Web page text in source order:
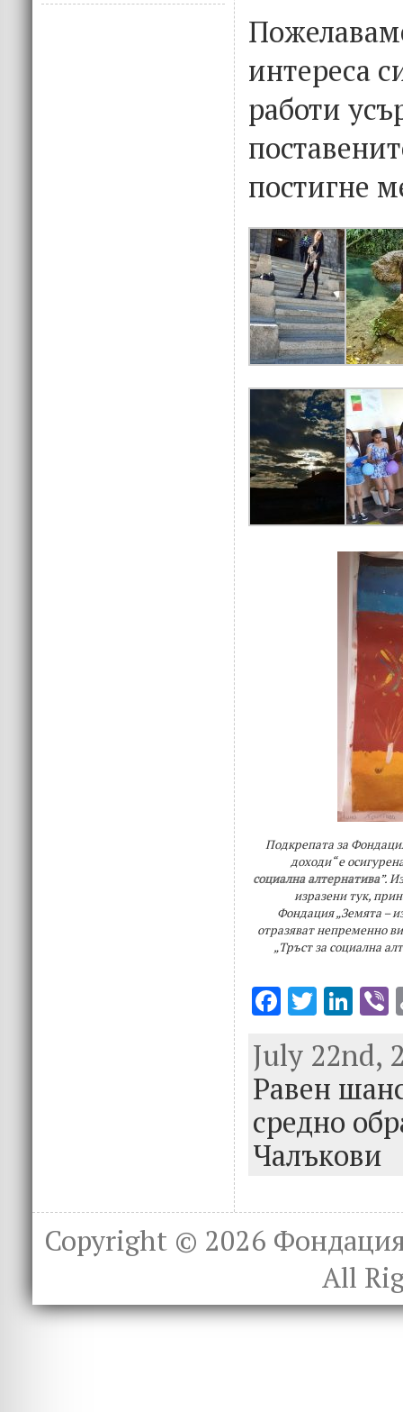
интереса
работи
постигне
Подкрепата за
доходи“ е
социална алтернатива”.
изразени тук,
Фондация „Земята –
отразяват непременно
„Тръст за социална
F
e
b
o
o
k
T
it
te
r
Li
k
e
dI
n
July 22nd,
Равен
средно
Чалъкови
Copyright © 2026
All